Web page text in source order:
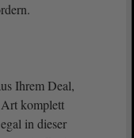
Ihrem Deal,
komplett
in dieser